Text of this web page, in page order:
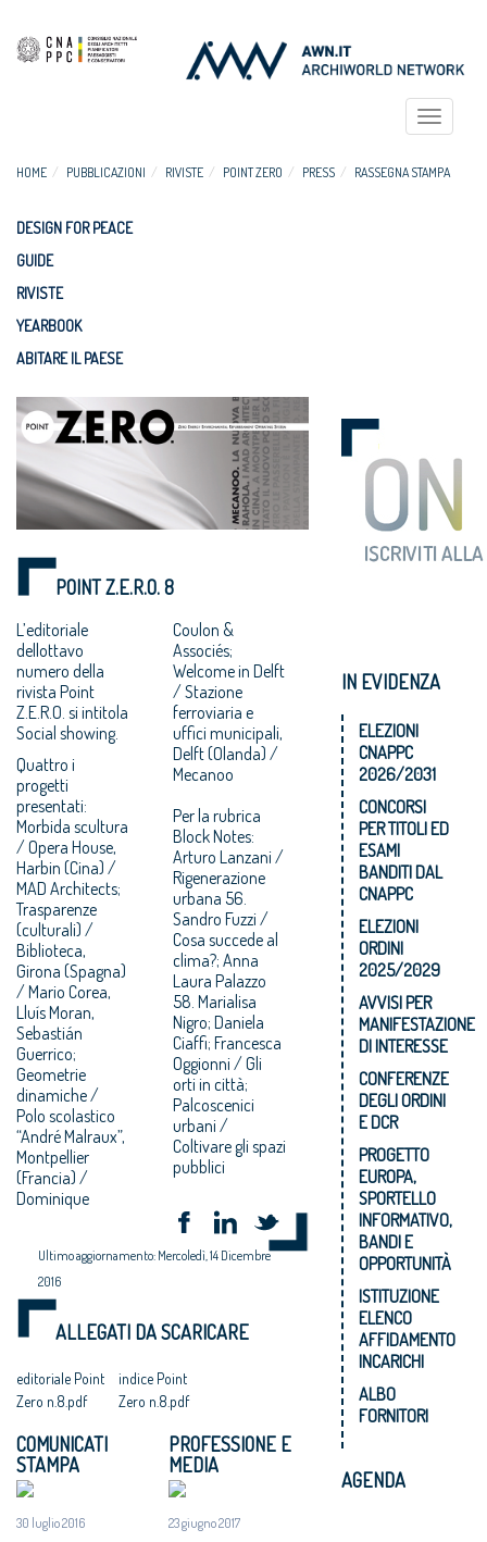
Toggle
HOME PUBBLICAZIONI RIVISTE POINT ZERO PRESS RASSEGNA STAMPA
DESIGN FOR PEACE
GUIDE
RIVISTE
YEARBOOK
ABITARE IL PAESE
POINT Z.E.R.O. 8
L’editoriale
dellottavo
numero della
rivista Point
Z.E.R.O. si intitola
Social showing.
Quattro i
progetti
presentati:
Morbida scultura
/ Opera House,
Harbin (Cina) /
MAD Architects;
Trasparenze
(culturali) /
Biblioteca,
Girona (Spagna)
/ Mario Corea,
Lluís Moran,
Sebastián
Guerrico;
Geometrie
dinamiche /
Polo scolastico
“André Malraux”,
Montpellier
(Francia) /
Dominique
Coulon &
Associés;
Welcome in Delft
/ Stazione
ferroviaria e
uffici municipali,
Delft (Olanda) /
Mecanoo
Per la rubrica
Block Notes:
Arturo Lanzani /
Rigenerazione
urbana 56.
Sandro Fuzzi /
Cosa succede al
clima?; Anna
Laura Palazzo
58. Marialisa
Nigro; Daniela
Ciaffi; Francesca
Oggionni / Gli
orti in città;
Palcoscenici
urbani /
Coltivare gli spazi
pubblici
Ultimo aggiornamento: Mercoledì, 14 Dicembre
2016
ALLEGATI DA SCARICARE
editoriale Point
Zero n.8.pdf
indice Point
Zero n.8.pdf
COMUNICATI
STAMPA
30 luglio 2016
PROFESSIONE E
MEDIA
23 giugno 2017
IN EVIDENZA
ELEZIONI
CNAPPC
2026/2031
CONCORSI
PER TITOLI ED
ESAMI
BANDITI DAL
CNAPPC
ELEZIONI
ORDINI
2025/2029
AVVISI PER
MANIFESTAZIONE
DI INTERESSE
CONFERENZE
DEGLI ORDINI
E DCR
PROGETTO
EUROPA,
SPORTELLO
INFORMATIVO,
BANDI E
OPPORTUNITÀ
ISTITUZIONE
ELENCO
AFFIDAMENTO
INCARICHI
ALBO
FORNITORI
AGENDA